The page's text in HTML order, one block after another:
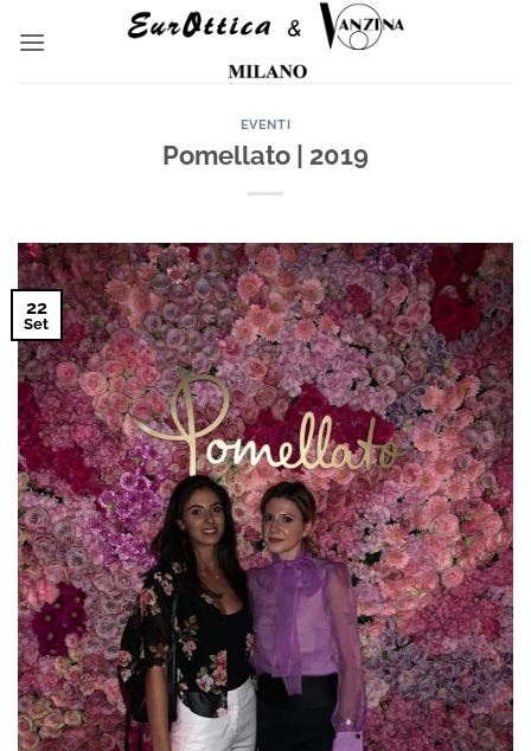
EVENTI
Pomellato | 2019
22
Set